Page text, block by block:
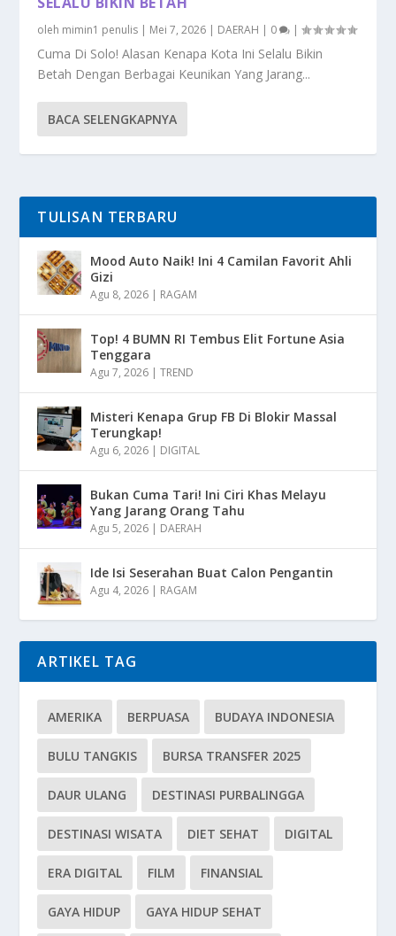
oleh mimin1 penulis | Mei 7, 2026 | DAERAH | 0 |
Cuma Di Solo! Alasan Kenapa Kota Ini Selalu Bikin
Betah Dengan Berbagai Keunikan Yang Jarang...
BACA SELENGKAPNYA
TULISAN TERBARU
Mood Auto Naik! Ini 4 Camilan Favorit Ahli
Gizi
Agu 8, 2026 | RAGAM
Top! 4 BUMN RI Tembus Elit Fortune Asia
Tenggara
Agu 7, 2026 |TREND
Misteri Kenapa Grup FB Di Blokir Massal
Terungkap!
Agu 6, 2026 | DIGITAL
Bukan Cuma Tari! Ini Ciri Khas Melayu
Yang Jarang Orang Tahu
Agu 5, 2026 | DAERAH
Ide Isi Seserahan Buat Calon Pengantin
Agu 4, 2026 | RAGAM
ARTIKEL TAG
AMERIKA BERPUASA BUDAYA INDONESIA
BULU TANGKIS BURSA TRANSFER 2025
DAUR ULANG DESTINASI PURBALINGGA
DESTINASI WISATA DIET SEHAT DIGITAL
ERA DIGITAL FILM FINANSIAL
GAYA HIDUP GAYA HIDUP SEHAT